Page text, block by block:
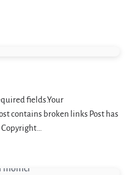
fields.Your
contains broken links Post has